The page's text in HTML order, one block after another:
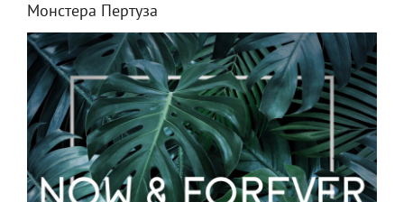
Монстера Пертуза